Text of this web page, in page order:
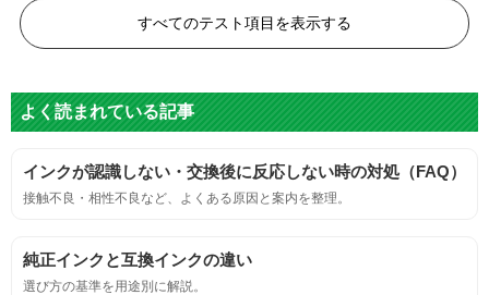
黒度の技術基準に適合する。
標準カラーサンプルを印刷する。
鮮やか、リアル、彩度、シャープなど、
におい
すべてのテスト項目を表示する
よく読まれている記事
インクが認識しない・交換後に反応しない時の対処（FAQ）
接触不良・相性不良など、よくある原因と案内を整理。
純正インクと互換インクの違い
選び方の基準を用途別に解説。